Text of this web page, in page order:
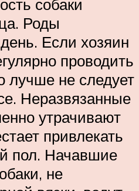
собаки
Роды
Если хозяин
проводить
лучше не следует
Неразвязанные
утрачивают
привлекать
пол. Начавшие
не